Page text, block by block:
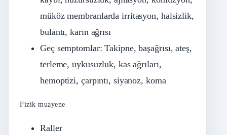
müköz membranlarda irritasyon, halsizlik,
bulantı, karın ağrısı
Geç semptomlar: Takipne, başağrısı, ateş,
terleme, uykusuzluk, kas ağrıları,
hemoptizi, çarpıntı, siyanoz, koma
Fizik muayene
Raller